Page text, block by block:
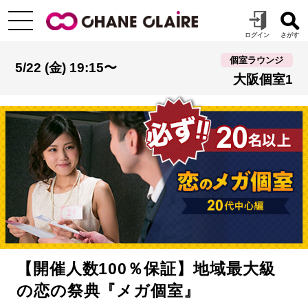
5/22 (金) 19:15〜
個室ラウンジ
大阪個室1
【開催人数100％保証】地域最大級
の恋の祭典『メガ個室』